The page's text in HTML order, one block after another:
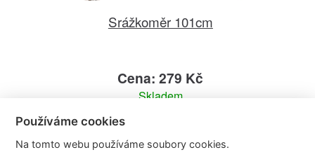
Srážkoměr 101cm
Cena: 279 Kč
Skladem
Detail
Používáme cookies
Na tomto webu používáme soubory cookies.